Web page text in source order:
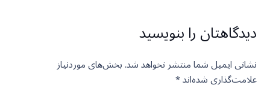
دیدگاهتان را بنویسید
نشانی ایمیل شما منتشر نخواهد شد.بخش‌های موردنیاز
علامت‌گذاری شده‌اند*